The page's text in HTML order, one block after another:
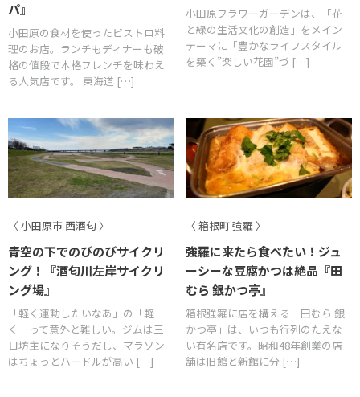
パ』
小田原の食材を使ったビストロ料
理のお店。ランチもディナーも破
格の値段で本格フレンチを味わえ
る人気店です。 東海道 […]
小田原フラワーガーデンは、「花
と緑の生活文化の創造」をメイン
テーマに「豊かなライフスタイル
を築く”楽しい花園”づ […]
〈 小田原市 西酒匂 〉
青空の下でのびのびサイクリ
ング！『酒匂川左岸サイクリ
ング場』
「軽く運動したいなあ」の「軽
く」って意外と難しい。ジムは三
日坊主になりそうだし、マラソン
はちょっとハードルが高い […]
〈 箱根町 強羅 〉
強羅に来たら食べたい！ジュ
ーシーな豆腐かつは絶品『田
むら 銀かつ亭』
箱根強羅に店を構える「田むら 銀
かつ亭」は、いつも行列のたえな
い有名店です。昭和48年創業の店
舗は旧館と新館に分 […]